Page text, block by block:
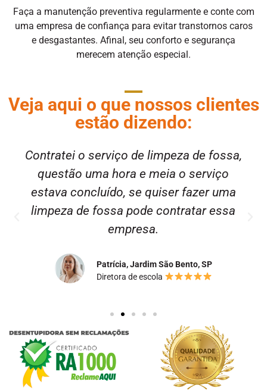
Faça a manutenção preventiva regularmente e conte com
uma empresa de confiança para evitar transtornos caros
e desgastantes. Afinal, seu conforto e segurança
merecem atenção especial.
Veja aqui o que nossos clientes
estão dizendo:
Contratei o serviço de limpeza de fossa,
questão uma hora e meia o serviço
estava concluído, se quiser fazer uma
limpeza de fossa pode contratar essa
empresa.
Patrícia, Jardim São Bento, SP
Diretora de escola